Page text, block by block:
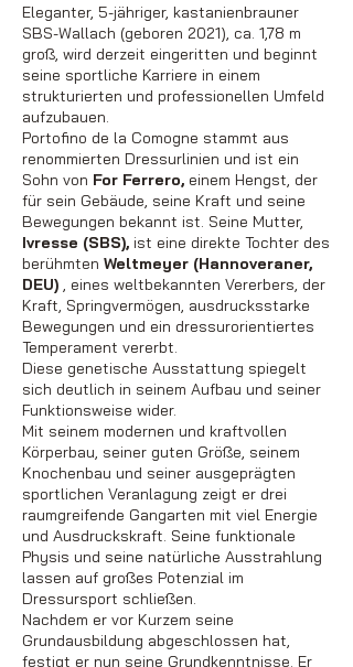
Eleganter, 5-jähriger, kastanienbrauner
SBS-Wallach (geboren 2021), ca. 1,78 m
groß, wird derzeit eingeritten und beginnt
seine sportliche Karriere in einem
strukturierten und professionellen Umfeld
aufzubauen.
Portofino de la Comogne stammt aus
renommierten Dressurlinien und ist ein
Sohn von For Ferrero, einem Hengst, der
für sein Gebäude, seine Kraft und seine
Bewegungen bekannt ist. Seine Mutter,
Ivresse (SBS), ist eine direkte Tochter des
berühmten Weltmeyer (Hannoveraner,
DEU) , eines weltbekannten Vererbers, der
Kraft, Springvermögen, ausdrucksstarke
Bewegungen und ein dressurorientiertes
Temperament vererbt.
Diese genetische Ausstattung spiegelt
sich deutlich in seinem Aufbau und seiner
Funktionsweise wider.
Mit seinem modernen und kraftvollen
Körperbau, seiner guten Größe, seinem
Knochenbau und seiner ausgeprägten
sportlichen Veranlagung zeigt er drei
raumgreifende Gangarten mit viel Energie
und Ausdruckskraft. Seine funktionale
Physis und seine natürliche Ausstrahlung
lassen auf großes Potenzial im
Dressursport schließen.
Nachdem er vor Kurzem seine
Grundausbildung abgeschlossen hat,
festigt er nun seine Grundkenntnisse. Er